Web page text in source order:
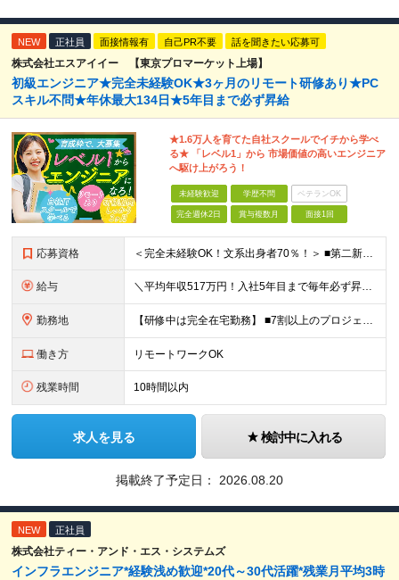
NEW 正社員 面接情報有 自己PR不要 話を聞きたい応募可
株式会社エスアイイー 【東京プロマーケット上場】
初級エンジニア★完全未経験OK★3ヶ月のリモート研修あり★PC
スキル不問★年休最大134日★5年目まで必ず昇給
★1.6万人を育てた自社スクールでイチから学べ
る★ 「レベル1」から 市場価値の高いエンジニア
へ駆け上がろう！
未経験歓迎 学歴不問 ベテランOK
完全週休2日 賞与複数月 面接1回
応募資格 ＜完全未経験OK！文系出身者70％！＞ ■第二新卒歓迎 ■学歴・経歴不問・社会人未経験もOK ■20代を中心に活躍中◎ ★☆先輩たちの前職☆★ 元アパレルスタッフや塾講師、介護士、事務、営業など社員
給与 ＼平均年収517万円！入社5年目まで毎年必ず昇給／ ■賞与年3回 ■年収800万円以上も可 ■入社3年以上の平均年収469.2万円 月給23万2000円以上＋賞与年3回＋各種手当 ☆入社5年目まで最
勤務地 【研修中は完全在宅勤務】 ■7割以上のプロジェクトでリモートワークを導入 ■一都三県のプロジェクト先 ■転居を伴う転勤なし ＜プロジェクト先＞ 東京・神奈川・千葉・埼玉でのプロジェクト先にて勤務いた
働き方 リモートワークOK
残業時間 10時間以内
求人を見る 検討中に入れる
掲載終了予定日： 2026.08.20
NEW 正社員
株式会社ティー・アンド・エス・システムズ
インフラエンジニア*経験浅め歓迎*20代～30代活躍*残業月平均3時